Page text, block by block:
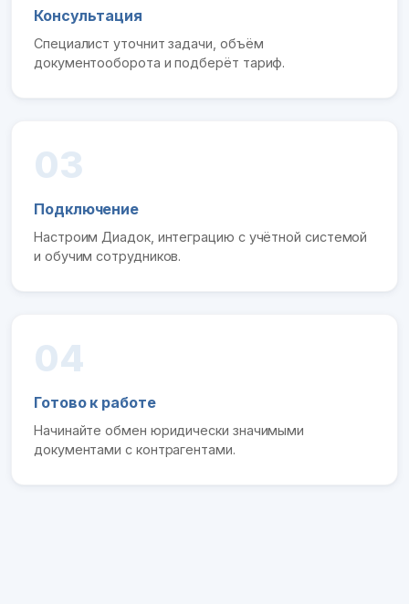
Консультация
Специалист уточнит задачи, объём
документооборота и подберёт тариф.
03
Подключение
Настроим Диадок, интеграцию с учётной системой
и обучим сотрудников.
04
Готово к работе
Начинайте обмен юридически значимыми
документами с контрагентами.